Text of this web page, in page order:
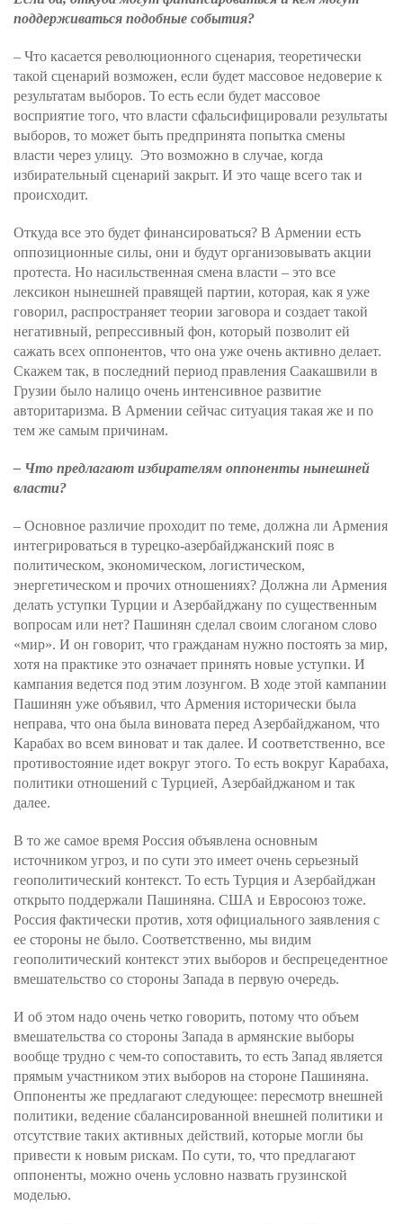
поддерживаться подобные события?
– Что касается революционного сценария, теоретически
такой сценарий возможен, если будет массовое недоверие к
результатам выборов. То есть если будет массовое
восприятие того, что власти сфальсифицировали результаты
выборов, то может быть предпринята попытка смены
власти через улицу. Это возможно в случае, когда
избирательный сценарий закрыт. И это чаще всего так и
происходит.
Откуда все это будет финансироваться? В Армении есть
оппозиционные силы, они и будут организовывать акции
протеста. Но насильственная смена власти – это все
лексикон нынешней правящей партии, которая, как я уже
говорил, распространяет теории заговора и создает такой
негативный, репрессивный фон, который позволит ей
сажать всех оппонентов, что она уже очень активно делает.
Скажем так, в последний период правления Саакашвили в
Грузии было налицо очень интенсивное развитие
авторитаризма. В Армении сейчас ситуация такая же и по
тем же самым причинам.
– Что предлагают избирателям оппоненты нынешней
власти?
– Основное различие проходит по теме, должна ли Армения
интегрироваться в турецко-азербайджанский пояс в
политическом, экономическом, логистическом,
энергетическом и прочих отношениях? Должна ли Армения
делать уступки Турции и Азербайджану по существенным
вопросам или нет? Пашинян сделал своим слоганом слово
«мир». И он говорит, что гражданам нужно постоять за мир,
хотя на практике это означает принять новые уступки. И
кампания ведется под этим лозунгом. В ходе этой кампании
Пашинян уже объявил, что Армения исторически была
неправа, что она была виновата перед Азербайджаном, что
Карабах во всем виноват и так далее. И соответственно, все
противостояние идет вокруг этого. То есть вокруг Карабаха,
политики отношений с Турцией, Азербайджаном и так
далее.
В то же самое время Россия объявлена основным
источником угроз, и по сути это имеет очень серьезный
геополитический контекст. То есть Турция и Азербайджан
открыто поддержали Пашиняна. США и Евросоюз тоже.
Россия фактически против, хотя официального заявления с
ее стороны не было. Соответственно, мы видим
геополитический контекст этих выборов и беспрецедентное
вмешательство со стороны Запада в первую очередь.
И об этом надо очень четко говорить, потому что объем
вмешательства со стороны Запада в армянские выборы
вообще трудно с чем-то сопоставить, то есть Запад является
прямым участником этих выборов на стороне Пашиняна.
Оппоненты же предлагают следующее: пересмотр внешней
политики, ведение сбалансированной внешней политики и
отсутствие таких активных действий, которые могли бы
привести к новым рискам. По сути, то, что предлагают
оппоненты, можно очень условно назвать грузинской
моделью.